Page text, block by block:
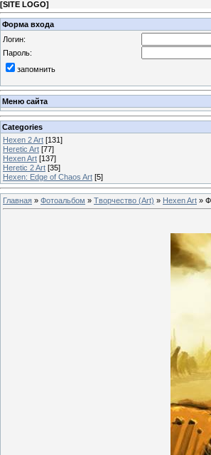
[SITE LOGO]
Форма входа
Логин:
Пароль:
запомнить
Меню сайта
Categories
Hexen 2 Art [131]
Heretic Art [77]
Hexen Art [137]
Heretic 2 Art [35]
Hexen: Edge of Chaos Art [5]
Главная » Фотоальбом » Творчество (Art) » Hexen Art »